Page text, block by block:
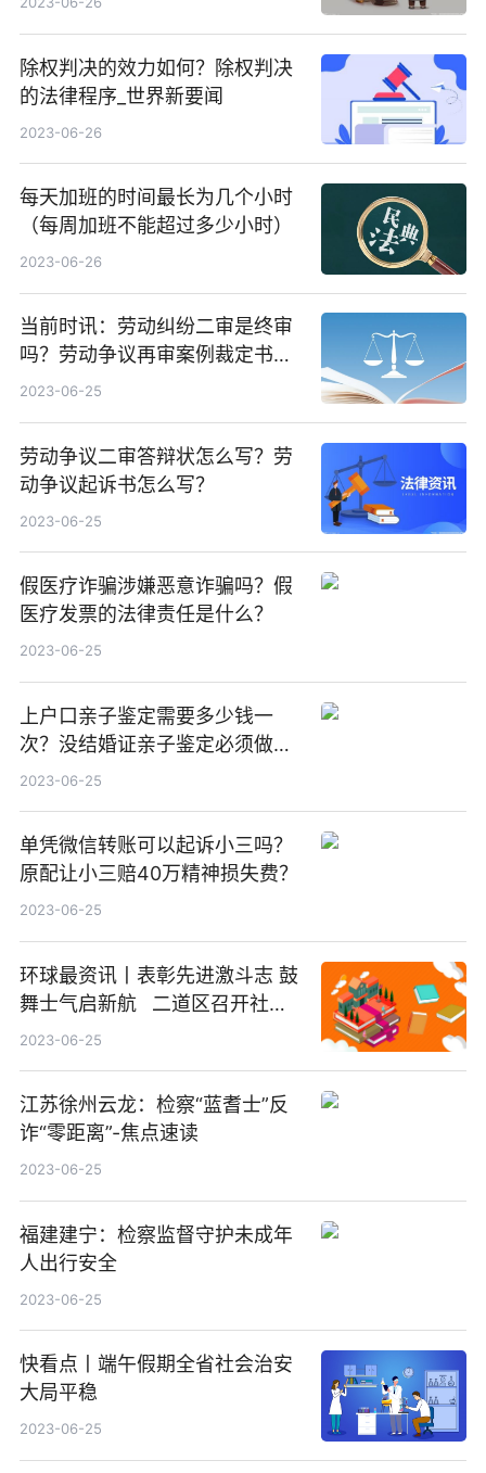
除权判决的效力如何？除权判决
的法律程序_世界新要闻
2023-06-26
每天加班的时间最长为几个小时
（每周加班不能超过多少小时）
2023-06-26
当前时讯：劳动纠纷二审是终审
吗？劳动争议再审案例裁定书怎
么写？
2023-06-25
劳动争议二审答辩状怎么写？劳
动争议起诉书怎么写？
2023-06-25
假医疗诈骗涉嫌恶意诈骗吗？假
医疗发票的法律责任是什么？
2023-06-25
上户口亲子鉴定需要多少钱一
次？没结婚证亲子鉴定必须做
吗？ 全球动态
2023-06-25
单凭微信转账可以起诉小三吗？
原配让小三赔40万精神损失费？
2023-06-25
环球最资讯丨表彰先进激斗志 鼓
舞士气启新航 二道区召开社会
治理（基层矛调）工作阶段成果
2023-06-25
江苏徐州云龙：检察“蓝耆士”反
诈“零距离”-焦点速读
2023-06-25
福建建宁：检察监督守护未成年
人出行安全
2023-06-25
快看点丨端午假期全省社会治安
大局平稳
2023-06-25